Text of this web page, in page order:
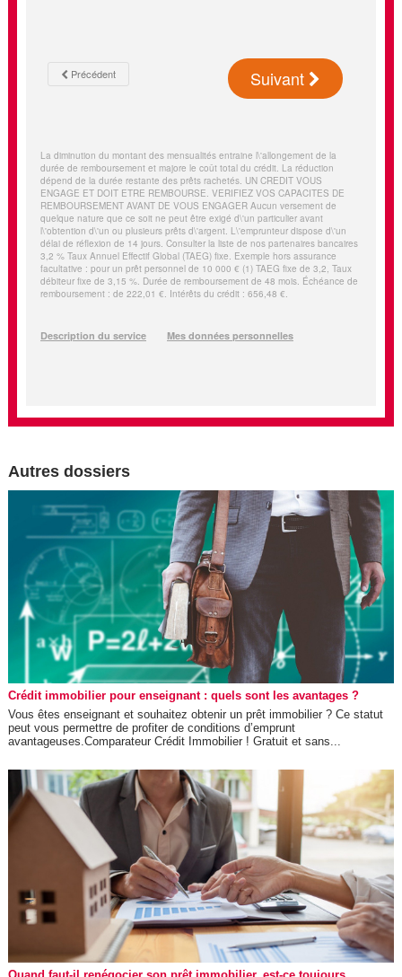
Autres dossiers
Crédit immobilier pour enseignant : quels sont les avantages ?
Vous êtes enseignant et souhaitez obtenir un prêt immobilier ? Ce statut
peut vous permettre de profiter de conditions d’emprunt
avantageuses.Comparateur Crédit Immobilier ! Gratuit et sans...